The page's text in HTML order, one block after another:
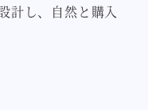
計し、自然と購入